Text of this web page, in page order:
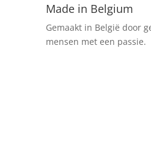
Made in Belgium
Gemaakt in België door
mensen met een passie.